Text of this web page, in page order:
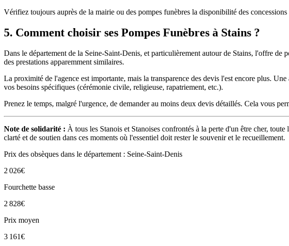
Vérifiez toujours auprès de la mairie ou des pompes funèbres la disponibilité des
5. Comment choisir ses Pompes Funèbres à Stains ?
Dans le département de la Seine-Saint-Denis, et particulièrement autour de Stains, l'offre
des prestations apparemment similaires.
La proximité de l'agence est importante, mais la transparence des devis l'est encore plus.
vos besoins spécifiques (cérémonie civile, religieuse, rapatriement, etc.).
Prenez le temps, malgré l'urgence, de demander au moins deux devis détaillés. Cela vous
Note de solidarité : À tous les Stanois et Stanoises confrontés à la perte d'un être cher,
clarté et de soutien dans ces moments où l'essentiel doit rester le souvenir et le recueillement.
Prix des obsèques dans le département : Seine-Saint-Denis
2 026€
Fourchette basse
2 828€
Prix moyen
3 161€